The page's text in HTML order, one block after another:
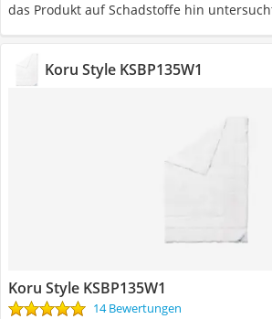
das Produkt auf Schadstoffe hin
Koru Style KSBP135W1
Koru Style KSBP135W1
14 Bewertungen